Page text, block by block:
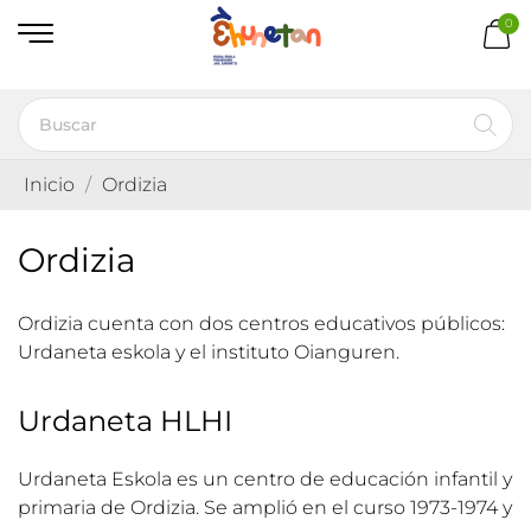
0
Inicio Ordizia
Ordizia
Ordizia cuenta con dos centros educativos públicos:
Urdaneta eskola y el instituto Oianguren.
Urdaneta HLHI
Urdaneta Eskola es un centro de educación infantil y
primaria de Ordizia. Se amplió en el curso 1973-1974 y